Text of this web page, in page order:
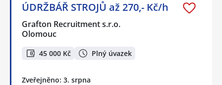
ÚDRŽBÁŘ STROJŮ až 270,- Kč/h
Grafton Recruitment s.r.o.
Olomouc
45 000 Kč Plný úvazek
Zveřejněno: 3. srpna